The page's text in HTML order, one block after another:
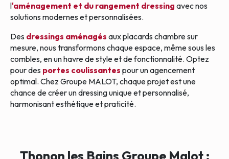
l'aménagement et du rangement dressing avec nos
solutions modernes et personnalisées.
Des dressings aménagés aux placards chambre sur
mesure, nous transformons chaque espace, même sous les
combles, en un havre de style et de fonctionnalité. Optez
pour des portes coulissantes pour un agencement
optimal. Chez Groupe MALOT, chaque projet est une
chance de créer un dressing unique et personnalisé,
harmonisant esthétique et praticité.